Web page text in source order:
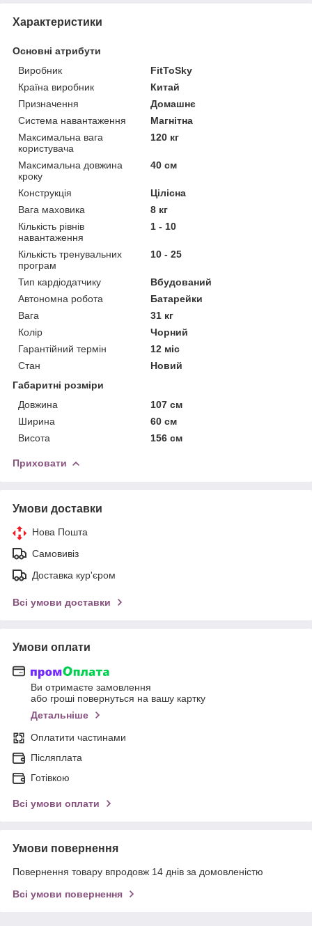
Характеристики
Основні атрибути
Виробник
FitToSky
Країна виробник
Китай
Призначення
Домашнє
Система навантаження
Магнітна
Максимальна вага
користувача
120 кг
Максимальна довжина
кроку
40 см
Конструкція
Цілісна
Вага маховика
8 кг
Кількість рівнів
навантаження
1 - 10
Кількість тренувальних
програм
10 - 25
Тип кардіодатчику
Вбудований
Автономна робота
Батарейки
Вага
31 кг
Колір
Чорний
Гарантійний термін
12 міс
Стан
Новий
Габаритні розміри
Довжина
107 см
Ширина
60 см
Висота
156 см
Приховати
Умови доставки
Нова Пошта
Самовивіз
Доставка кур'єром
Всі умови доставки
Умови оплати
Ви отримаєте замовлення
або гроші повернуться на вашу картку
Детальніше
Оплатити частинами
Післяплата
Готівкою
Всі умови оплати
Умови повернення
Повернення товару впродовж 14 днів за домовленістю
Всі умови повернення